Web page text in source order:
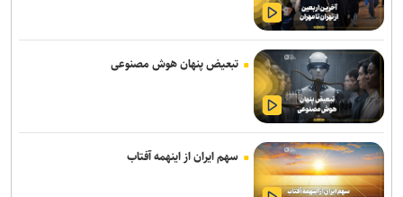
«مهرکام» دومین برنامه جامع مهر بنیاد ملی علم ایران آغاز به کار کرد
وقتی موسیقی ترسناک، لبخندها را هم وحشتناک نشان می‌دهد
داشتن وزن مناسب لزوما نشانه سلامت نیست
تیم‌های کوچک بازی‌ساز ایرانی با فناوری‌های جدید می‌توانند ایده‌های
بزرگ‌تری خلق کنند
تبعیض پنهان هوش مصنوعی
سهم ایران از اینهمه آفتاب